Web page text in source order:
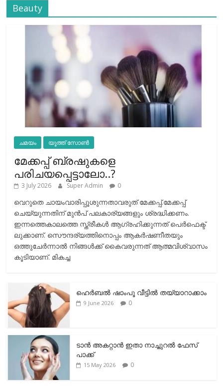
Beauty
ചമയം യൂത്ത് സോൺ
മേക്കപ്പ് ബ്രഷുകളെ
പരിചയപ്പെട്ടാലോ..?
3 July 2026 Super Admin 0
വെറുതെ ചായംവാരിപ്പൂശുന്നതാവരുത് മേക്കപ്പ്.മേക്കപ്പ്
ചെയ്യുന്നതിന് മുന്‍പ് പലകാര്യങ്ങളും ശ്രദ്ധിക്കണം.
ഇന്നത്തെകാലത്തെ സ്ത്രീകള്‍ ആഗ്രഹിക്കുന്നത് പെര്‍ഫെക്ട്
ലുക്കാണ്. സൌന്ദര്യത്തിനൊപ്പം ആകര്‍ഷണീതയും
ഒത്തുചേര്‍ന്നാല്‍ നിങ്ങള്‍ക്ക് കൈവരുന്നത് ആത്മവിശ്വാസം
കൂടിയാണ്. മികച്ച
ഹെര്‍ബല്‍ ഷാംപൂ വീട്ടില്‍ തയ്യാറാക്കാം
9 June 2026 0
ടാന്‍ അകറ്റാന്‍ ഇതാ നാച്ചുറല്‍ ഫേസ്
പാക്ക്
15 May 2026 0